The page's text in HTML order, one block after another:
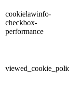
cookielawinfo-
checkbox-
performance